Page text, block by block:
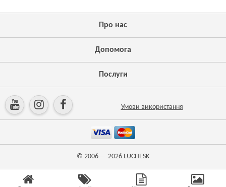
Про нас
Допомога
Послуги
Умови використання
© 2006 — 2026 LUCHESK